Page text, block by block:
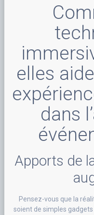
elles
dans
Apports de
Pensez-vous que la
soient de simples